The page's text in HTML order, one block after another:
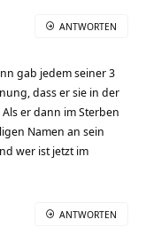
gab jedem seiner 3
dass er sie in der
er dann im Sterben
Namen an sein
wer ist jetzt im
ANTWORTEN
ANTWORTEN